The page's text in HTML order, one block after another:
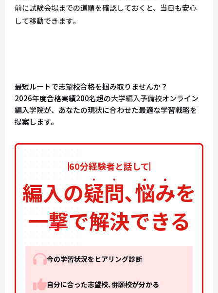
前に試験会場までの道順を確認しておくと、当日も安心
して移動できます。
最短ルートで志望校合格を掴み取りませんか？
2026年度合格実績200名超の大学編入予備校オンライン
編入学院が、あなたの現状に合わせた最適な学習戦略を
提案します。
60分経験者と話して
編入の疑問､悩みを
一撃で解決できる
今の学習状況をヒアリング診断
自分に合った志望校､併願校が分かる